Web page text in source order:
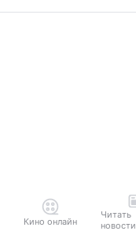
Кино онлайн
Читать
новости